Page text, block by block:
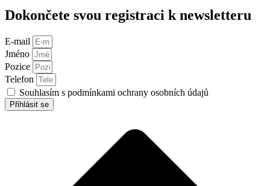
Dokončete svou registraci k newsletteru
E-mail
Jméno
Pozice
Telefon
Souhlasím s podmínkami ochrany osobních údajů
Přihlásit se